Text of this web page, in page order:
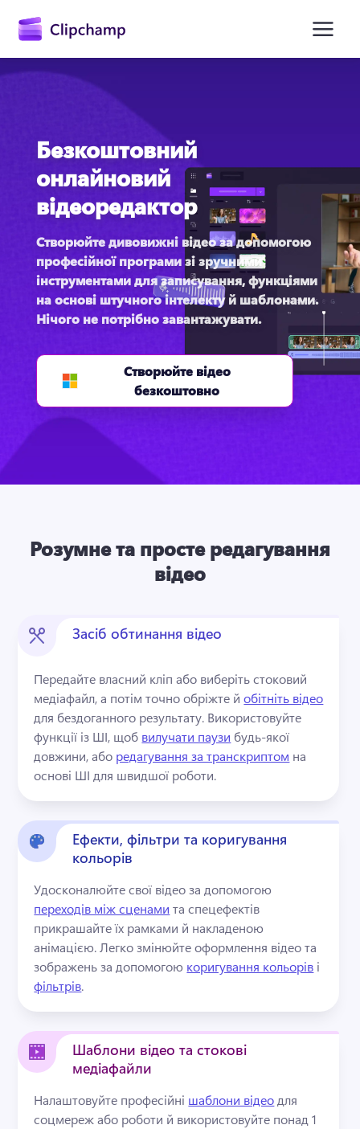
вмісту
Увійти
Try for free
Безкоштовний
онлайновий
відеоредактор
Створюйте дивовижні відео за допомогою
професійної програми зі зручними
інструментами для записування, функціями
на основі штучного інтелекту й шаблонами.
Нічого не потрібно завантажувати.
Створюйте відео
безкоштовно
Розумне та просте редагування
відео
Засіб обтинання відео
Передайте власний кліп або виберіть стоковий
медіафайл, а потім точно обріжте й обітніть відео
для бездоганного результату. Використовуйте
функції із ШІ, щоб вилучати паузи будь-якої
довжини, або редагування за транскриптом на
основі ШІ для швидшої роботи.
Ефекти, фільтри та коригування
кольорів
Удосконалюйте свої відео за допомогою
переходів між сценами та спецефектів
прикрашайте їх рамками й накладеною
анімацією. Легко змінюйте оформлення відео та
зображень за допомогою коригування кольорів і
фільтрів.
Шаблони відео та стокові
медіафайли
Налаштовуйте професійні шаблони відео для
соцмереж або роботи й використовуйте понад 1